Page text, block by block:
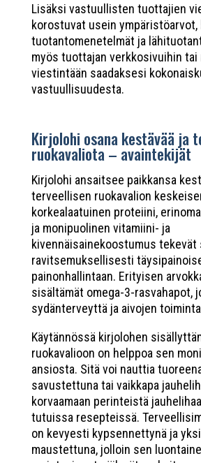
Lisäksi vastuullisten tuottajien
korostuvat usein ympäristöarvot,
tuotantomenetelmät ja
myös tuottajan verkkosivuihin tai
viestintään saadaksesi
vastuullisuudesta.
Kirjolohi osana kestävää ja
ruokavaliota – avaintekijät
Kirjolohi ansaitsee paikkansa
terveellisen ruokavalion
korkealaatuinen proteiini,
ja monipuolinen vitamiini- ja
kivennäisainekoostumus tekevät
ravitsemuksellisesti
painonhallintaan. Erityisen
sisältämät omega-3-rasvahapot,
sydänterveyttä ja aivojen
Käytännössä kirjolohen
ruokavalioon on helppoa sen
ansiosta. Sitä voi nauttia
savustettuna tai vaikkapa
korvaamaan perinteistä
tutuissa resepteissä.
on kevyesti kypsennettynä ja
maustettuna, jolloin sen